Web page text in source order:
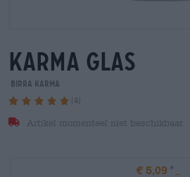
karma glas
Birra Karma
(4)
Artikel momenteel niet beschikbaar
€ 5,09